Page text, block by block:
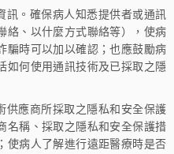
訊。確保病人知悉提供者或通訊
絡、以什麼方式聯絡等），使病
騙時可以加以確認；也應鼓勵病
如何使用通訊技術及已採取之隱
供應商所採取之隱私和安全保護
名稱、採取之隱私和安全保護措
使病人了解進行遠距醫療時是否